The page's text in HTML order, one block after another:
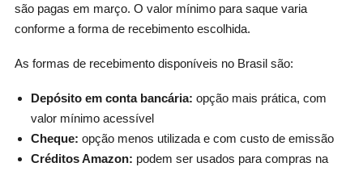
são pagas em março. O valor mínimo para saque varia
conforme a forma de recebimento escolhida.
As formas de recebimento disponíveis no Brasil são:
Depósito em conta bancária: opção mais prática, com
valor mínimo acessível
Cheque: opção menos utilizada e com custo de emissão
Créditos Amazon: podem ser usados para compras na